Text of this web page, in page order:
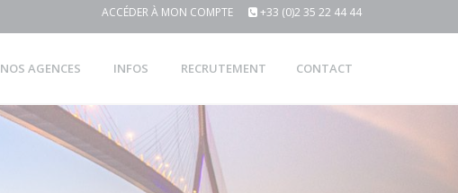
ACCÉDER À MON COMPTE +33 (0)2 35 22 44 44
NOS AGENCES INFOS RECRUTEMENT CONTACT